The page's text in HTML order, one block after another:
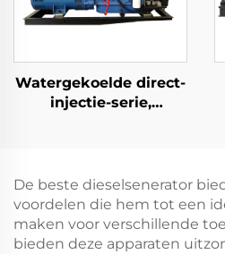
Watergekoelde direct-
injectie-serie,
De beste dieselsenerator
voordelen die hem tot een
maken voor verschillende
bieden deze apparaten